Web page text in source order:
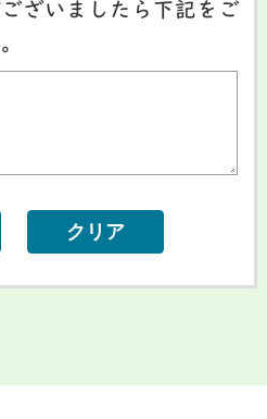
ざいましたら下記をご